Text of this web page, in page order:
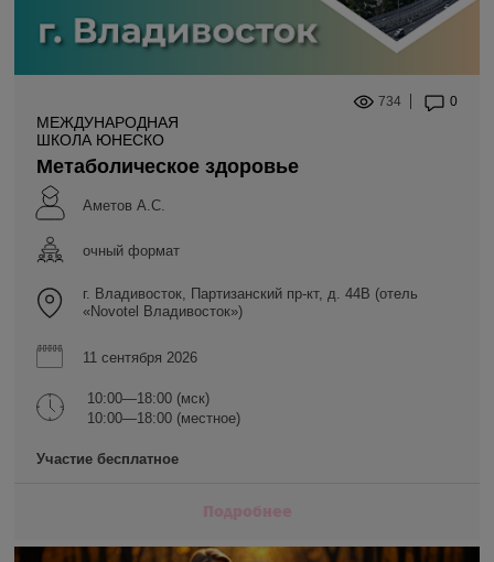
734 0
МЕЖДУНАРОДНАЯ
ШКОЛА ЮНЕСКО
Метаболическое здоровье
Аметов А.С.
очный формат
г. Владивосток, Партизанский пр-кт, д. 44В (отель
«Novotel Владивосток»)
11 сентября 2026
10:00—18:00 (мск)
10:00—18:00 (местное)
Участие бесплатное
Подробнее